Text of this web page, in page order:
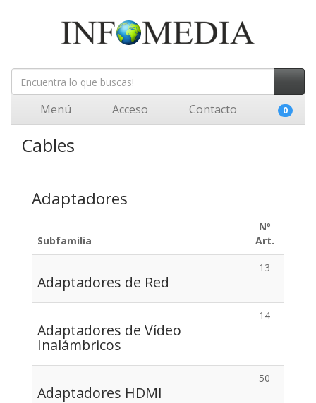
Menú Acceso Contacto 0
Cables
Adaptadores
Subfamilia
Nº
Art.
Adaptadores de Red
13
Adaptadores de Vídeo
Inalámbricos
14
Adaptadores HDMI
50